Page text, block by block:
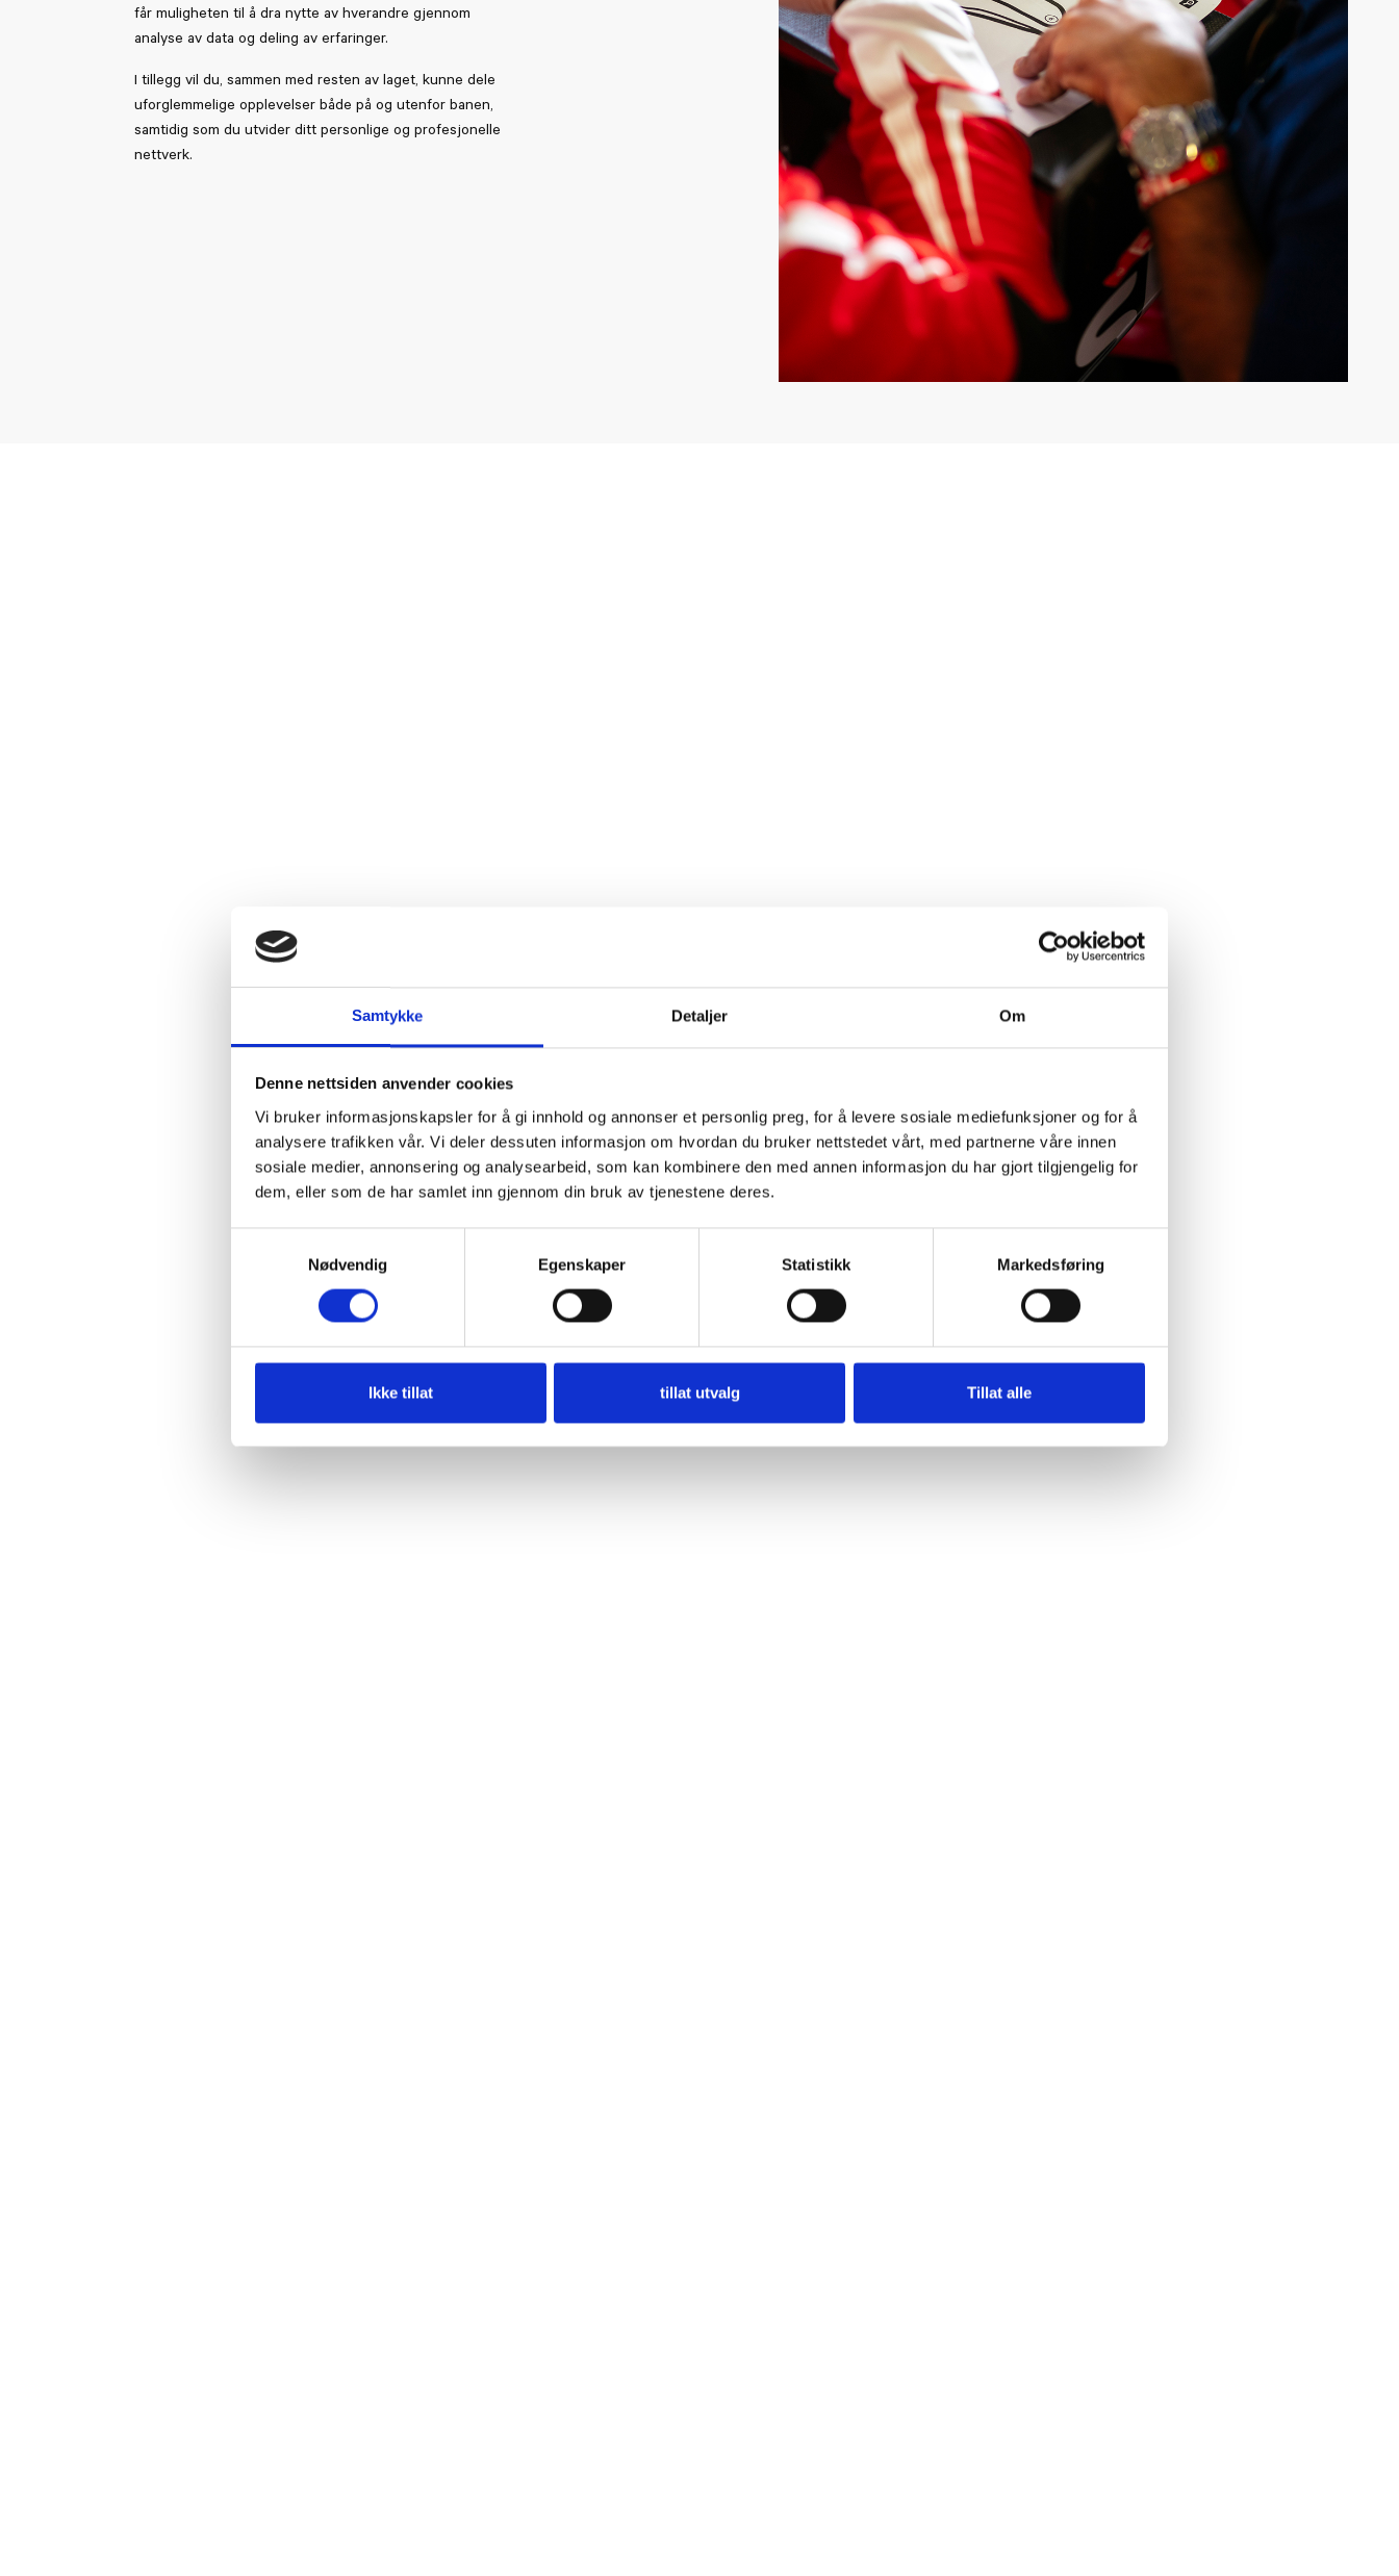
Samtykke Detaljer Om
Denne nettsiden anvender cookies
Vi bruker informasjonskapsler for å gi innhold og annonser et personlig preg, for å levere sosiale mediefunksjoner og for å
analysere trafikken vår. Vi deler dessuten informasjon om hvordan du bruker nettstedet vårt, med partnerne våre innen
sosiale medier, annonsering og analysearbeid, som kan kombinere den med annen informasjon du har gjort tilgjengelig for
dem, eller som de har samlet inn gjennom din bruk av tjenestene deres.
Nødvendig
Egenskaper Statistikk Markedsføring
Ikke tillat tillat utvalg Tillat alle
får muligheten til å dra nytte av hverandre gjennom
analyse av data og deling av erfaringer.
I tillegg vil du, sammen med resten av laget, kunne dele
uforglemmelige opplevelser både på og utenfor banen,
samtidig som du utvider ditt personlige og profesjonelle
nettverk.